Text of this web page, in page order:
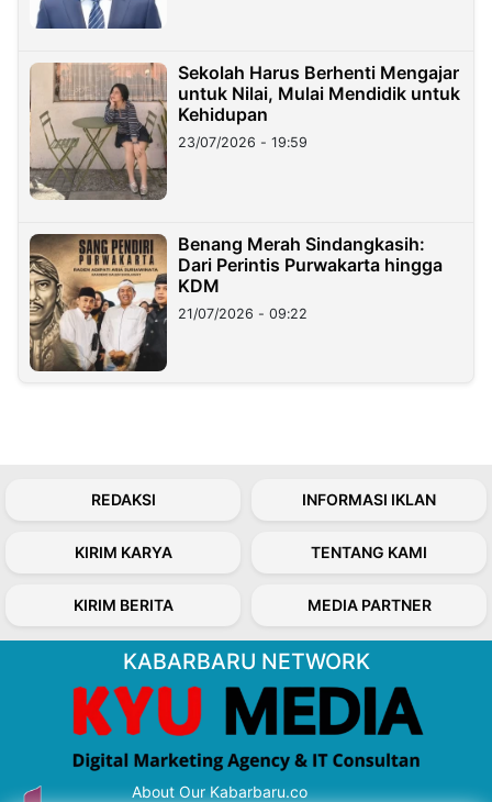
Sekolah Harus Berhenti Mengajar
untuk Nilai, Mulai Mendidik untuk
Kehidupan
23/07/2026 - 19:59
Benang Merah Sindangkasih:
Dari Perintis Purwakarta hingga
KDM
21/07/2026 - 09:22
REDAKSI INFORMASI IKLAN
KIRIM KARYA TENTANG KAMI
KIRIM BERITA MEDIA PARTNER
KABARBARU NETWORK
About Our Kabarbaru.co